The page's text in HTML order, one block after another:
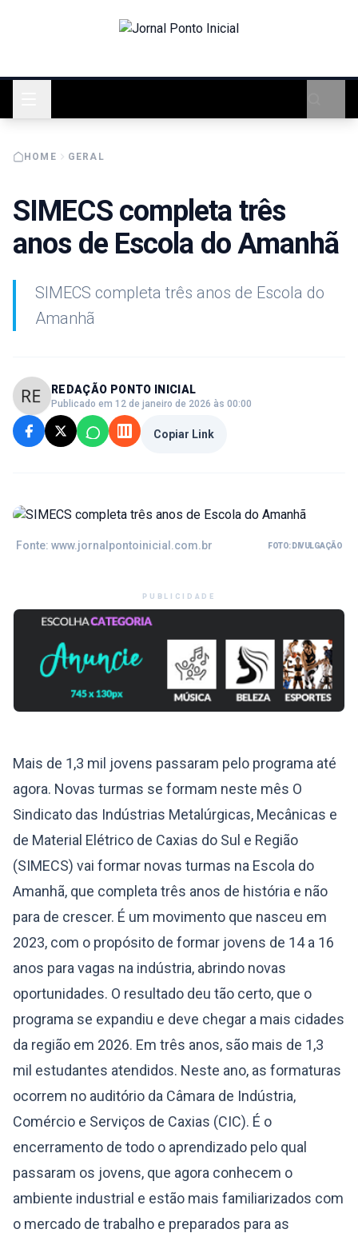
HOME GERAL
SIMECS completa três
anos de Escola do Amanhã
SIMECS completa três anos de Escola do
Amanhã
REDAÇÃO PONTO INICIAL
Publicado em 12 de janeiro de 2026 às 00:00
Copiar Link
Fonte: www.jornalpontoinicial.com.br FOTO: DIVULGAÇÃO
PUBLICIDADE
Mais de 1,3 mil jovens passaram pelo programa até
agora. Novas turmas se formam neste mês O
Sindicato das Indústrias Metalúrgicas, Mecânicas e
de Material Elétrico de Caxias do Sul e Região
(SIMECS) vai formar novas turmas na Escola do
Amanhã, que completa três anos de história e não
para de crescer. É um movimento que nasceu em
2023, com o propósito de formar jovens de 14 a 16
anos para vagas na indústria, abrindo novas
oportunidades. O resultado deu tão certo, que o
programa se expandiu e deve chegar a mais cidades
da região em 2026. Em três anos, são mais de 1,3
mil estudantes atendidos. Neste ano, as formaturas
ocorrem no auditório da Câmara de Indústria,
Comércio e Serviços de Caxias (CIC). É o
encerramento de todo o aprendizado pelo qual
passaram os jovens, que agora conhecem o
ambiente industrial e estão mais familiarizados com
o mercado de trabalho e preparados para as